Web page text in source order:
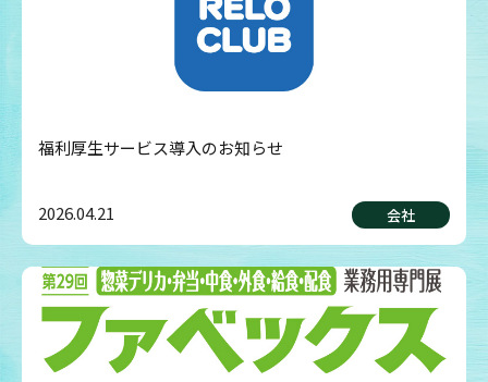
福利厚生サービス導入のお知らせ
2026.04.21 会社